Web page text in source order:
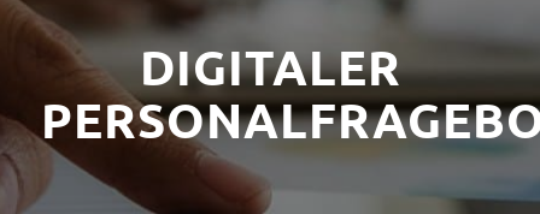
DIGITALER